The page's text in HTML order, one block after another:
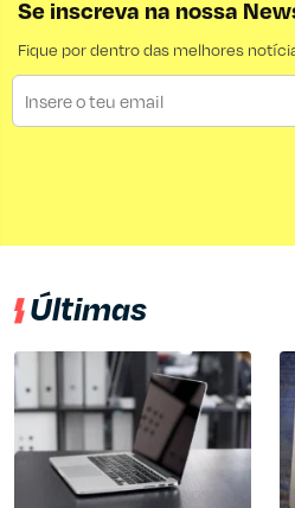
Se inscreva na nossa
Fique por dentro das melhores
Últimas